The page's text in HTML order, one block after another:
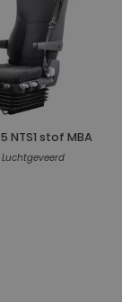
NTS1 stof MBA
Luchtgeveerd